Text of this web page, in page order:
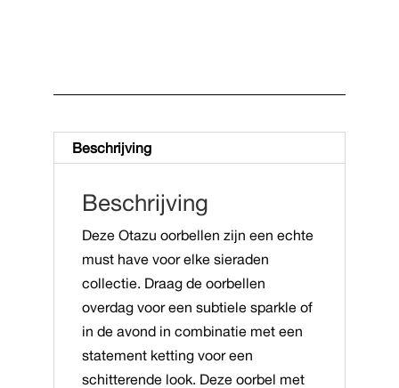
Beschrijving
Beschrijving
Deze Otazu oorbellen zijn een echte
must have voor elke sieraden
collectie. Draag de oorbellen
overdag voor een subtiele sparkle of
in de avond in combinatie met een
statement ketting voor een
schitterende look. Deze oorbel met